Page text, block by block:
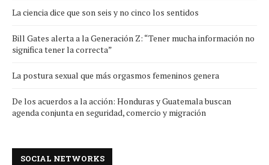
La ciencia dice que son seis y no cinco los sentidos
Bill Gates alerta a la Generación Z: “Tener mucha información no
significa tener la correcta”
La postura sexual que más orgasmos femeninos genera
De los acuerdos a la acción: Honduras y Guatemala buscan
agenda conjunta en seguridad, comercio y migración
SOCIAL NETWORKS